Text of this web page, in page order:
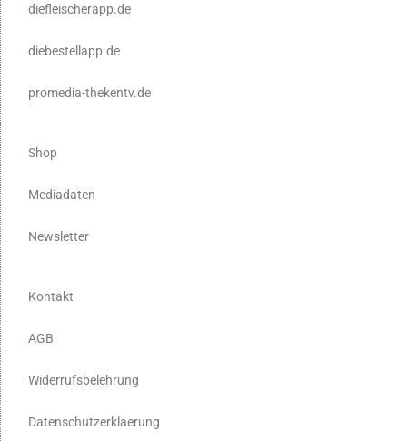
diefleischerapp.de
diebestellapp.de
promedia-thekentv.de
Shop
Mediadaten
Newsletter
Kontakt
AGB
Widerrufsbelehrung
Datenschutzerklaerung